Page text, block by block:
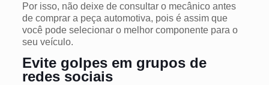
Por isso, não deixe de consultar o mecânico antes
de comprar a peça automotiva, pois é assim que
você pode selecionar o melhor componente para o
seu veículo.
Evite golpes em grupos de
redes sociais